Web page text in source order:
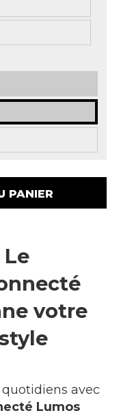
PANIER
votre
avec
Lumos